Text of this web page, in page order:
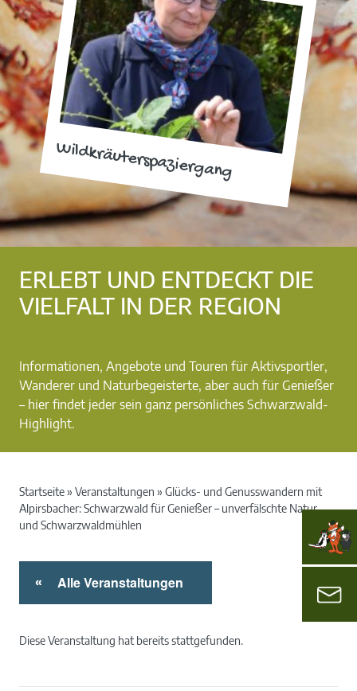
Wildkräuterspaziergang
ERLEBT UND ENTDECKT DIE
VIELFALT IN DER REGION
Informationen, Angebote und Touren für Aktivsportler,
Wanderer und Naturbegeisterte, aber auch für Genießer
– hier findet jeder sein ganz persönliches Schwarzwald-
Highlight.
Startseite» Veranstaltungen » Glücks- und Genusswandern mit
Alpirsbacher: Schwarzwald für Genießer – unverfälschte Natur
und Schwarzwaldmühlen
« Alle Veranstaltungen
Diese Veranstaltung hat bereits stattgefunden.